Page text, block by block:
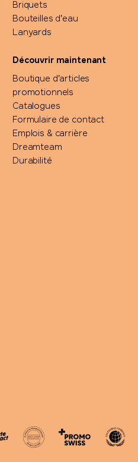
Briquets
Bouteilles d'eau
Lanyards
Découvrir maintenant
Boutique d'articles
promotionnels
Catalogues
Formulaire de contact
Emplois & carrière
Dreamteam
Durabilité